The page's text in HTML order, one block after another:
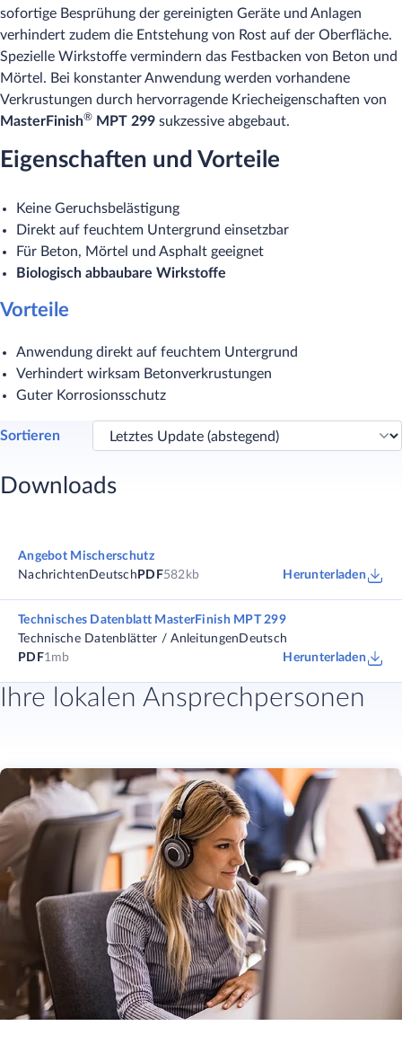
sofortige Besprühung der gereinigten Geräte und Anlagen
verhindert zudem die Entstehung von Rost auf der Oberfläche.
Spezielle Wirkstoffe vermindern das Festbacken von Beton und
Mörtel. Bei konstanter Anwendung werden vorhandene
Verkrustungen durch hervorragende Kriecheigenschaften von
MasterFinish® MPT 299 sukzessive abgebaut.
Eigenschaften und Vorteile
Keine Geruchsbelästigung
Direkt auf feuchtem Untergrund einsetzbar
Für Beton, Mörtel und Asphalt geeignet
Biologisch abbaubare Wirkstoffe
Vorteile
Anwendung direkt auf feuchtem Untergrund
Verhindert wirksam Betonverkrustungen
Guter Korrosionsschutz
Sortieren
Downloads
Angebot Mischerschutz
Nachrichten Deutsch PDF582kb Herunterladen
Technisches Datenblatt MasterFinish MPT 299
Technische Datenblätter / Anleitungen Deutsch
PDF1mb Herunterladen
Ihre lokalen Ansprechpersonen